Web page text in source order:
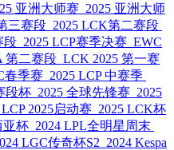
亚洲大师赛 2025 亚洲大师
三赛段 2025 LCK第二赛段
段 2025 LCP赛季决赛 EWC
第二赛段 LCK 2025 第一赛
春季赛 2025 LCP 中赛季
段杯 2025 全球先锋赛 2025
LCP 2025启动赛 2025 LCK杯
亚杯 2024 LPL全明星周末
LGC传奇杯S2 2024 Kespa